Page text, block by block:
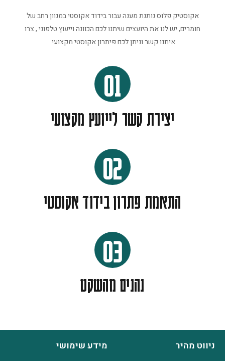
אקוסטיק פלוס נותנת מענה עבור בידוד אקוסטי במגוון רחב של
חומרים, יש לנו את היועצים שיתנו לכם הכוונה וייעוץ טלפוני , צרו
איתנו קשר וניתן לכם פיתרון אקוסטי מקצועי.
01
יצירת קשר לייועץ מקצועי
02
התאמת פתרון בידוד אקוסטי
03
נהנים מהשקט
ניווט מהיר מידע שימושי